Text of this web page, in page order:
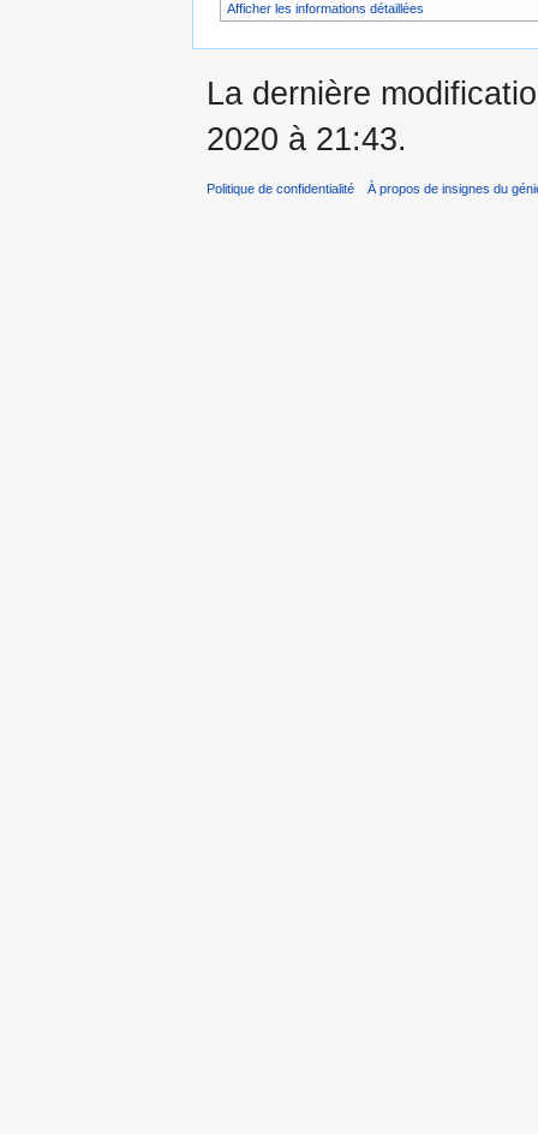
Afficher les informations détaillées
La dernière
2020 à 21:43.
Politique de confidentialité À propos de insignes du